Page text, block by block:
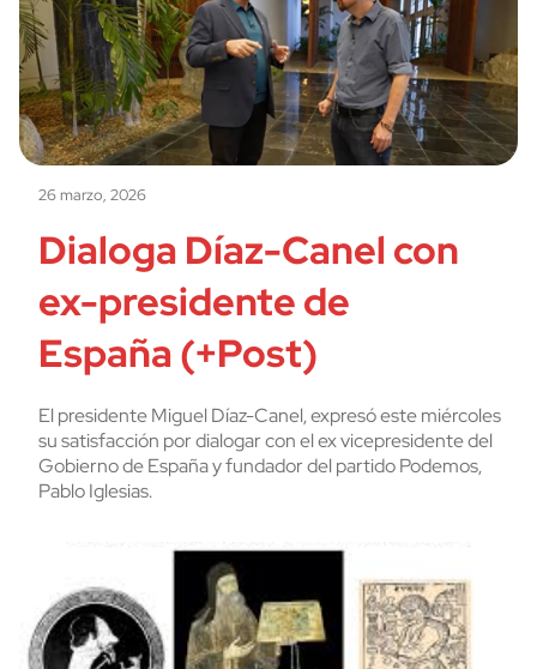
26 marzo, 2026
Dialoga Díaz-Canel con
ex-presidente de
España (+Post)
El presidente Miguel Díaz-Canel, expresó este miércoles
su satisfacción por dialogar con el ex vicepresidente del
Gobierno de España y fundador del partido Podemos,
Pablo Iglesias.